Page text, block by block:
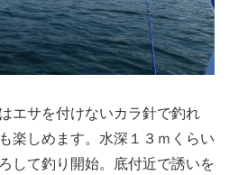
エサを付けないカラ針で釣れ
楽しめます。水深１３ｍくらい
して釣り開始。底付近で誘いを